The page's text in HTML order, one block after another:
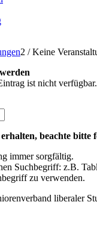
2 / Keine
ist nicht
beachte bitte
immer sorgfältig.
Suchbegriff: z.B.
zu verwenden.
liberaler